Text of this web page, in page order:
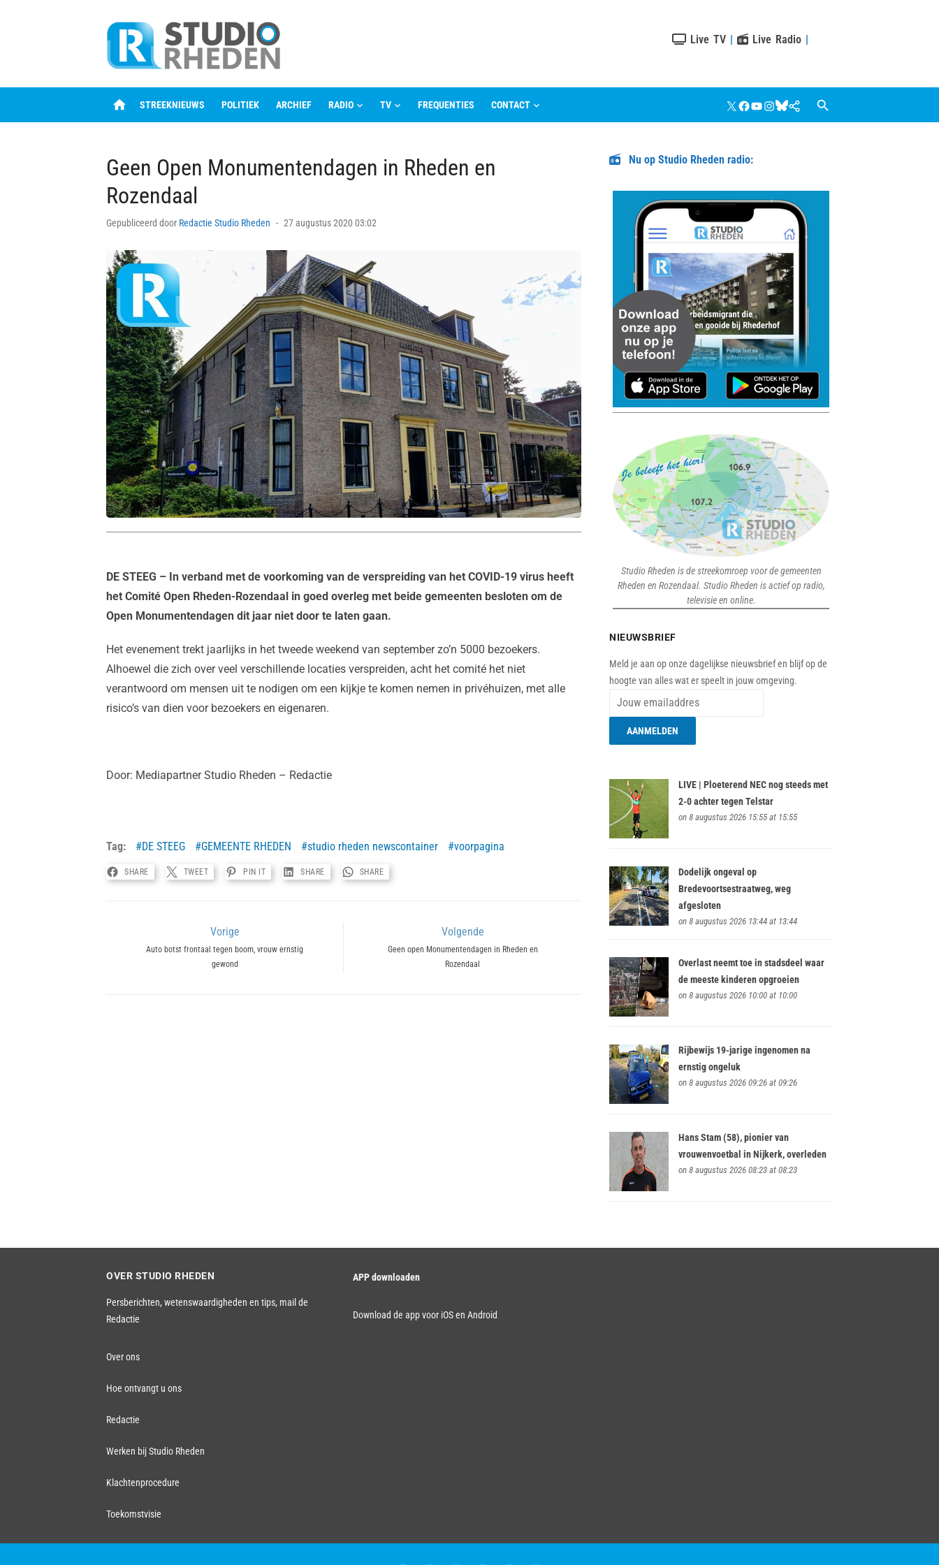
Live TV | Live Radio |
home STREEKNIEUWS POLITIEK ARCHIEF RADIO TV FREQUENTIES CONTACT X Facebook
YouTube
Instagram
Bluesky
Google
Nieuws
Geen Open Monumentendagen in Rheden en
Rozendaal
Gepubliceerd door Redactie Studio Rheden
Posted
27 augustus 2020 03:02
DE STEEG – In verband met de voorkoming van de verspreiding van het COVID-19 virus heeft
het Comité Open Rheden-Rozendaal in goed overleg met beide gemeenten besloten om de
Open Monumentendagen dit jaar niet door te laten gaan.
Het evenement trekt jaarlijks in het tweede weekend van september zo’n 5000 bezoekers.
Alhoewel die zich over veel verschillende locaties verspreiden, acht het comité het niet
verantwoord om mensen uit te nodigen om een kijkje te komen nemen in privéhuizen, met alle
risico’s van dien voor bezoekers en eigenaren.
Door: Mediapartner Studio Rheden – Redactie
Tag: DE STEEG GEMEENTE RHEDEN studio rheden newscontainer voorpagina
SHARE TWEET PIN IT SHARE SHARE
navigatie
Vorige
Previous
Auto botst frontaal tegen boom, vrouw ernstig
gewond
Volgende
NextGeen open Monumentendagen in Rheden en
Rozendaal
Nu op Studio Rheden radio:
Studio Rheden is de streekomroep voor de gemeenten
Rheden en Rozendaal. Studio Rheden is actief op radio,
televisie en online.
NIEUWSBRIEF
Meld je aan op onze dagelijkse nieuwsbrief en blijf op de
hoogte van alles wat er speelt in jouw omgeving.
LIVE | Ploeterend NEC nog steeds met
2-0 achter tegen Telstar
on 8 augustus 2026 15:55 at 15:55
Dodelijk ongeval op
Bredevoortsestraatweg, weg
afgesloten
on 8 augustus 2026 13:44 at 13:44
Overlast neemt toe in stadsdeel waar
de meeste kinderen opgroeien
on 8 augustus 2026 10:00 at 10:00
Rijbewijs 19-jarige ingenomen na
ernstig ongeluk
on 8 augustus 2026 09:26 at 09:26
Hans Stam (58), pionier van
vrouwenvoetbal in Nijkerk, overleden
on 8 augustus 2026 08:23 at 08:23
OVER STUDIO RHEDEN
Persberichten, wetenswaardigheden en tips, mail de
Redactie
Over ons
Hoe ontvangt u ons
Redactie
Werken bij Studio Rheden
Klachtenprocedure
Toekomstvisie
APP downloaden
Download de app voor iOS en Android